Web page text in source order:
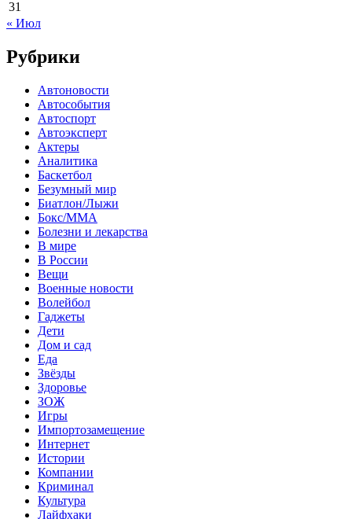
31
« Июл
Рубрики
Автоновости
Автособытия
Автоспорт
Автоэксперт
Актеры
Аналитика
Баскетбол
Безумный мир
Биатлон/Лыжи
Бокс/MMA
Болезни и лекарства
В мире
В России
Вещи
Военные новости
Волейбол
Гаджеты
Дети
Дом и сад
Еда
Звёзды
Здоровье
ЗОЖ
Игры
Импортозамещение
Интернет
Истории
Компании
Криминал
Культура
Лайфхаки